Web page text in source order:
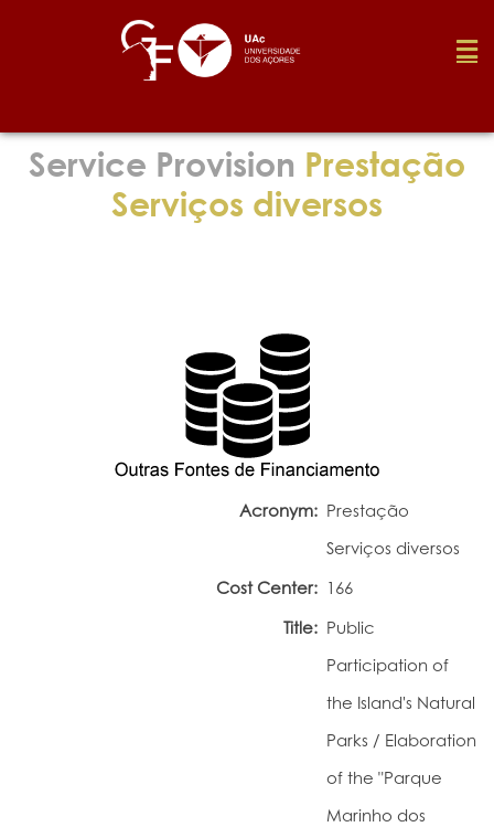
Foundation
Service Provision Prestação
Serviços diversos
Acronym: Prestação
Serviços diversos
Cost Center: 166
Title: Public
Participation of
the Island's Natural
Parks / Elaboration
of the "Parque
Marinho dos